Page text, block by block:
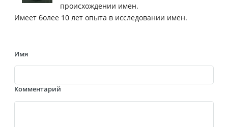
происхождении имен.
Имеет более 10 лет опыта в исследовании имен.
Имя
Комментарий